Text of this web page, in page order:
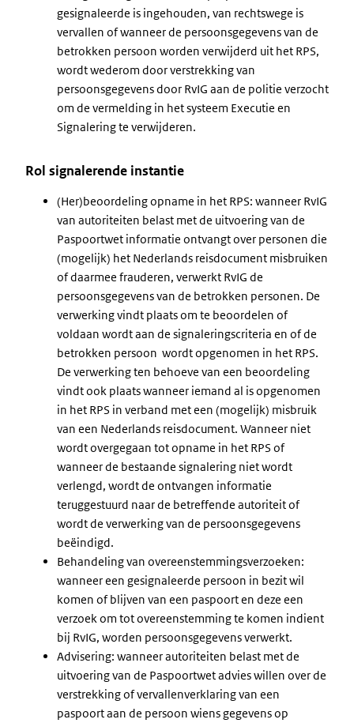
gesignaleerde is ingehouden, van rechtswege is
vervallen of wanneer de persoonsgegevens van de
betrokken persoon worden verwijderd uit het RPS,
wordt wederom door verstrekking van
persoonsgegevens door RvIG aan de politie verzocht
om de vermelding in het systeem Executie en
Signalering te verwijderen.
Rol signalerende instantie
(Her)beoordeling opname in het RPS: wanneer RvIG
van autoriteiten belast met de uitvoering van de
Paspoortwet informatie ontvangt over personen die
(mogelijk) het Nederlands reisdocument misbruiken
of daarmee frauderen, verwerkt RvIG de
persoonsgegevens van de betrokken personen. De
verwerking vindt plaats om te beoordelen of
voldaan wordt aan de signaleringscriteria en of de
betrokken persoon wordt opgenomen in het RPS.
De verwerking ten behoeve van een beoordeling
vindt ook plaats wanneer iemand al is opgenomen
in het RPS in verband met een (mogelijk) misbruik
van een Nederlands reisdocument. Wanneer niet
wordt overgegaan tot opname in het RPS of
wanneer de bestaande signalering niet wordt
verlengd, wordt de ontvangen informatie
teruggestuurd naar de betreffende autoriteit of
wordt de verwerking van de persoonsgegevens
beëindigd.
Behandeling van overeenstemmingsverzoeken:
wanneer een gesignaleerde persoon in bezit wil
komen of blijven van een paspoort en deze een
verzoek om tot overeenstemming te komen indient
bij RvIG, worden persoonsgegevens verwerkt.
Advisering: wanneer autoriteiten belast met de
uitvoering van de Paspoortwet advies willen over de
verstrekking of vervallenverklaring van een
paspoort aan de persoon wiens gegevens op